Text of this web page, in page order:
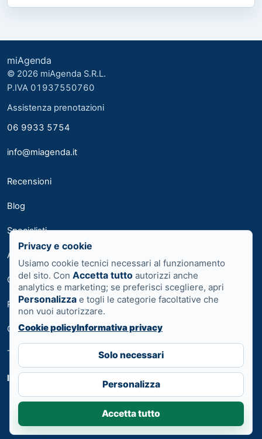
miAgenda
© 2026 miAgenda S.R.L.
P.IVA 01937550760
Assistenza prenotazioni
06 9933 5754
info@miagenda.it
Recensioni
Blog
Specialisti
Area medici
Contatti
Privacy
Cookie
Termini
Impostazioni cookie
Privacy e cookie
Usiamo cookie tecnici necessari al funzionamento
del sito. Con Accetta tutto autorizzi anche
analytics e marketing; se preferisci scegliere, apri
Personalizza e togli le categorie facoltative che
non vuoi autorizzare.
Cookie policyInformativa privacy
Solo necessari
Personalizza
Accetta tutto